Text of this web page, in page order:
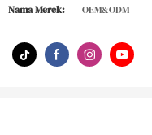
Nama Merek:
OEM&ODM